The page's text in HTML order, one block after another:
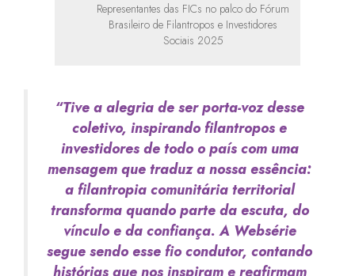
Representantes das FICs no palco do Fórum
Brasileiro de Filantropos e Investidores
Sociais 2025
“Tive a alegria de ser porta-voz desse
coletivo, inspirando filantropos e
investidores de todo o país com uma
mensagem que traduz a nossa essência:
a filantropia comunitária territorial
transforma quando parte da escuta, do
vínculo e da confiança. A Websérie
segue sendo esse fio condutor, contando